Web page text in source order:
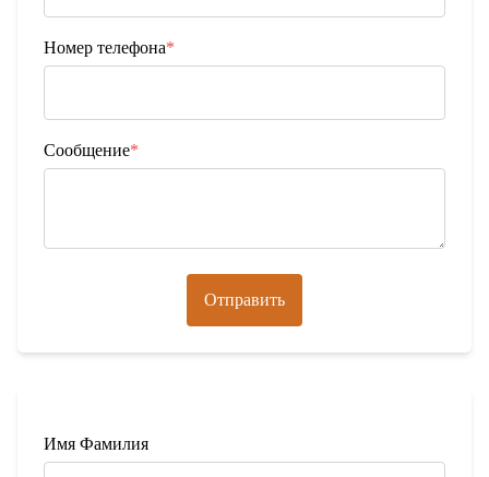
Номер телефона*
Сообщение*
Отправить
Имя Фамилия